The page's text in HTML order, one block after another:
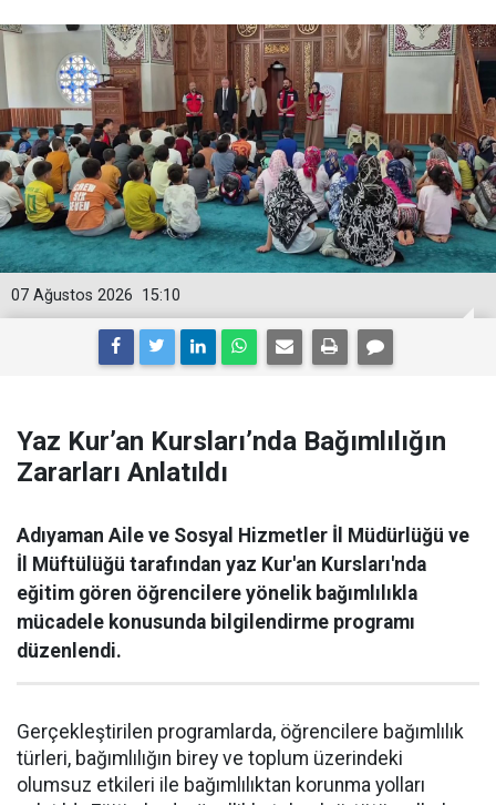
15:10
07 Ağustos 2026
Yaz Kur’an Kursları’nda Bağımlılığın
Zararları Anlatıldı
Adıyaman Aile ve Sosyal Hizmetler İl Müdürlüğü ve
İl Müftülüğü tarafından yaz Kur'an Kursları'nda
eğitim gören öğrencilere yönelik bağımlılıkla
mücadele konusunda bilgilendirme programı
düzenlendi.
Gerçekleştirilen programlarda, öğrencilere bağımlılık
türleri, bağımlılığın birey ve toplum üzerindeki
olumsuz etkileri ile bağımlılıktan korunma yolları